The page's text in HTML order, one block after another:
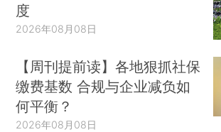
度
2026年08月08日
【周刊提前读】各地狠抓社保
缴费基数 合规与企业减负如
何平衡？
2026年08月08日